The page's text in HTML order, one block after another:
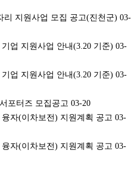
리 지원사업 모집 공고(진천군) 03-
업 지원사업 안내(3.20 기준) 03-
업 지원사업 안내(3.20 기준) 03-
포터즈 모집공고 03-20
자(이차보전) 지원계획 공고 03-
자(이차보전) 지원계획 공고 03-